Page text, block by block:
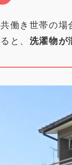
共働き世帯の場
ると、 洗濯物が